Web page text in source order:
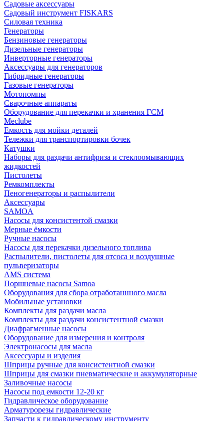
Садовые аксессуары
Садовый инструмент FISKARS
Силовая техника
Генераторы
Бензиновые генераторы
Дизельные генераторы
Инверторные генераторы
Аксессуары для генераторов
Гибридные генераторы
Газовые генераторы
Мотопомпы
Сварочные аппараты
Оборудование для перекачки и хранения ГСМ
Meclube
Емкость для мойки деталей
Тележки для транспортировки бочек
Катушки
Наборы для раздачи антифриза и стеклоомывающих
жидкостей
Пистолеты
Ремкомплекты
Пеногенераторы и распылители
Аксессуары
SAMOA
Насосы для консистентой смазки
Мерные ёмкости
Ручные насосы
Насосы для перекачки дизельного топлива
Распылители, пистолеты для отсоса и воздушные
пульверизаторы
AMS система
Поршневые насосы Samoa
Оборудования для сбора отработаннного масла
Мобильные установки
Комплекты для раздачи масла
Комплекты для раздачи консистентной смазки
Диафрагменные насосы
Оборудование для измерения и контроля
Электронасосы для масла
Аксессуары и изделия
Шприцы ручные для консистентной смазки
Шприцы для смазки пневматические и аккумуляторные
Заливочные насосы
Насосы под емкости 12-20 кг
Гидравлическое оборудование
Арматурорезы гидравлические
Запчасти к гидравлическому инструменту